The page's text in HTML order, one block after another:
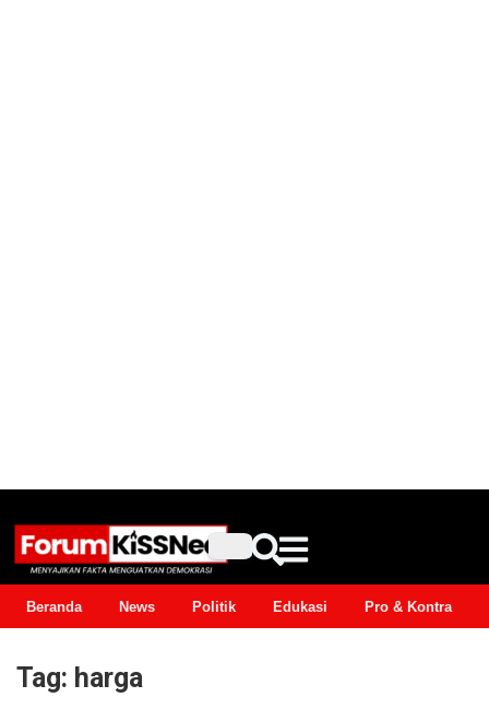
Beranda News Politik Edukasi Pro & Kontra
Tag: harga